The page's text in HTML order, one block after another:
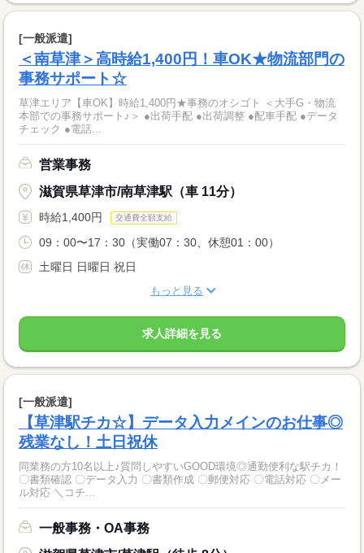
[一般派遣]
＜南草津＞高時給1,400円！車OK★物流部門の
事務サポート☆
草津エリア【車OK】時給1,400円★事務のオシゴト ＜大手G・物流
本部での事務サポート♪＞ ●出荷手配 ●出荷調整 ●配車手配 ●データ
チェック ●電話...
営業事務
滋賀県草津市/南草津駅（車 11分）
時給1,400円 交通費全額支給
09：00〜17：30（実働07：30、休憩01：00）
土曜日 日曜日 祝日
もっと見る
求人詳細を見る
[一般派遣]
【草津駅チカ☆】データ入力メインのお仕事◎
残業なし！土日祝休
同業務の方10名以上♪質問しやすいGOOD環境◎通勤便利な駅チカ！
〇書類確認 〇データ入力 〇書類作成 〇郵便対応 〇電話対応 〇メー
ル対応 ＼コチ...
一般事務・OA事務